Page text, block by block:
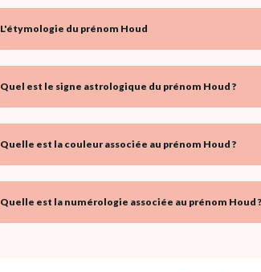
L'étymologie du prénom Houd
Quel est le signe astrologique du prénom Houd ?
Quelle est la couleur associée au prénom Houd ?
Quelle est la numérologie associée au prénom Houd ?